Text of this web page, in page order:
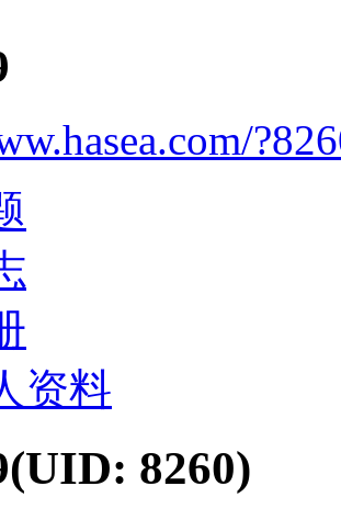
资料
(UID: 8260)